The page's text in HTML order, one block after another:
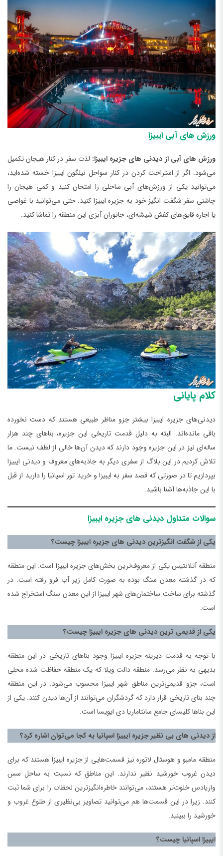
ورزش‌ های آبی ایبیزا
ورزش های آبی از دیدنی ‌های جزیره ایبیزا: لذت سفر در کنار هیجان تکمیل
می‌شود. اگر از استراحت کردن در کنار سواحل نیلگون ایبیزا خسته شده‌اید،
می‌توانید یکی از ورزش‌های آبی ساحلی را امتحان کنید و کمی هیجان را
چاشنی سفر شگفت انگیز خود به جزیره ایبیزا کنید. حتی می‌توانید با غواصی
یا اجاره قایق‌های کفش شیشه‌ای، جانوران آبزی این منطقه را تماشا کنید.
کلام پایانی
دیدنی‌های جزیره ایبیزا بیشتر جزو مناظر طبیعی هستند که دست نخورده
باقی مانده‌اند. البته به دلیل قدمت تاریخی این جزیره، بناهای چند هزار
ساله‌ای نیز در این جزیره وجود دارند که دیدن آن‌ها خالی از لطف نیست. ما
تلاش کردیم در این بلاگ از سفری دیگر به جاذبه‌های معروف و دیدنی ایبیزا
بپردازیم تا در صورتی که قصد سفر به ایبیزا و خرید تور اسپانیا را دارید از قبل
با این جاذبه‌ها آشنا باشید.
سوالات متداول دیدنی ‌های جزیره ایبیزا
یکی از شگفت انگیزترین دیدنی ‌های جزیره ایبیزا چیست؟
منطقه آتلانتیس یکی از معروف‌ترین بخش‌های جزیره ایبیزا است. این منطقه
که در گذشته معدن سنگ بوده به صورت کامل زیر آب فرو رفته است. در
گذشته برای ساخت ساختمان‌های شهر ایبیزا از این معدن سنگ استخراج شده
است.
یکی از قدیمی ترین دیدنی ‌های جزیره ایبیزا چیست؟
با توجه به قدمت دیرینه جزیره ایبیزا وجود بناهای تاریخی در این منطقه
بدیهی به نظر می‌رسد. منطقه دالت ویلا که یک منطقه حفاظت شده محلی
است، جزو قدیمی‌ترین مناطق شهر ایبیزا محسوب می‌شود. در این منطقه
چند بنای تاریخی قرار دارد که گردشگران می‌توانند از آن‌ها دیدن کنند. یکی از
این بناها کلیسای جامع سانتاماریا دی ایویسا است.
از دیدنی های بی نظیر جزیره ایبیزا اسپانیا به کجا می‌توان اشاره کرد؟
منطقه مامبو و هوستال لاتوره نیز قسمت‌هایی از جزیره ایبیزا هستند که برای
دیدن غروب خورشید نظیر ندارند. این مناطق که نسبت به ساحل سس
واریادس خلوت‌تر هستند، می‌توانند خاطره‌انگیزترین لحظات را برای شما ثبت
کنند. زیرا در این قسمت‌ها هم می‌توانید تصاویر بی‌نظیری از طلوع غروب و
خورشید را ببینید.
ایبیزا اسپانیا چیست؟